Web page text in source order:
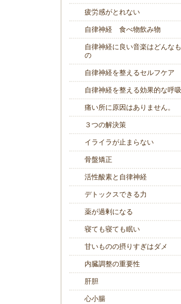
疲労感がとれない
自律神経 食べ物飲み物
自律神経に良い音楽はどんなも
の
自律神経を整えるセルフケア
自律神経を整える効果的な呼吸
痛い所に原因はありません。
３つの解決策
イライラが止まらない
骨盤矯正
活性酸素と自律神経
デトックスできる力
薬が過剰になる
寝ても寝ても眠い
甘いものの摂りすぎはダメ
内臓調整の重要性
肝胆
心小腸